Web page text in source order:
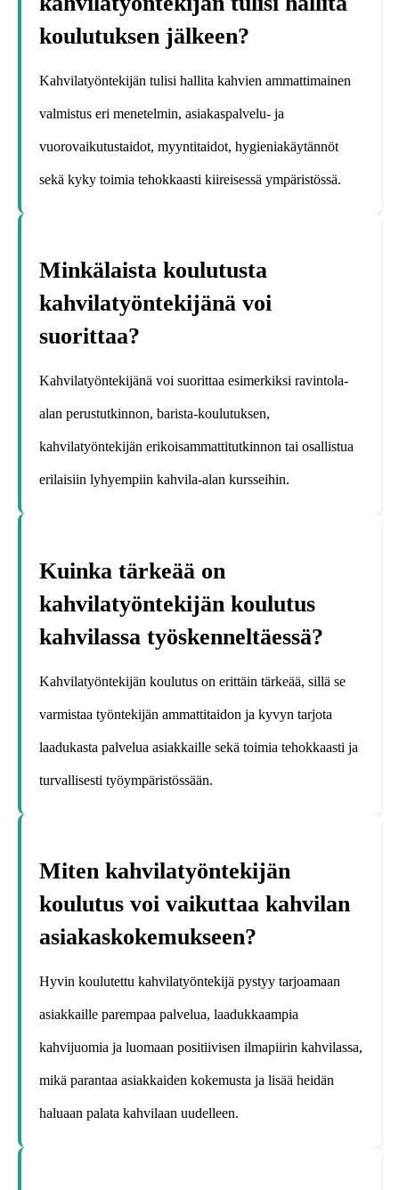
koulutuksen jälkeen?
Kahvilatyöntekijän tulisi hallita kahvien ammattimainen
valmistus eri menetelmin, asiakaspalvelu- ja
vuorovaikutustaidot, myyntitaidot, hygieniakäytännöt
sekä kyky toimia tehokkaasti kiireisessä ympäristössä.
Minkälaista koulutusta
kahvilatyöntekijänä voi
suorittaa?
Kahvilatyöntekijänä voi suorittaa esimerkiksi ravintola-
alan perustutkinnon, barista-koulutuksen,
kahvilatyöntekijän erikoisammattitutkinnon tai osallistua
erilaisiin lyhyempiin kahvila-alan kursseihin.
Kuinka tärkeää on
kahvilatyöntekijän koulutus
kahvilassa työskenneltäessä?
Kahvilatyöntekijän koulutus on erittäin tärkeää, sillä se
varmistaa työntekijän ammattitaidon ja kyvyn tarjota
laadukasta palvelua asiakkaille sekä toimia tehokkaasti ja
turvallisesti työympäristössään.
Miten kahvilatyöntekijän
koulutus voi vaikuttaa kahvilan
asiakaskokemukseen?
Hyvin koulutettu kahvilatyöntekijä pystyy tarjoamaan
asiakkaille parempaa palvelua, laadukkaampia
kahvijuomia ja luomaan positiivisen ilmapiirin kahvilassa,
mikä parantaa asiakkaiden kokemusta ja lisää heidän
haluaan palata kahvilaan uudelleen.